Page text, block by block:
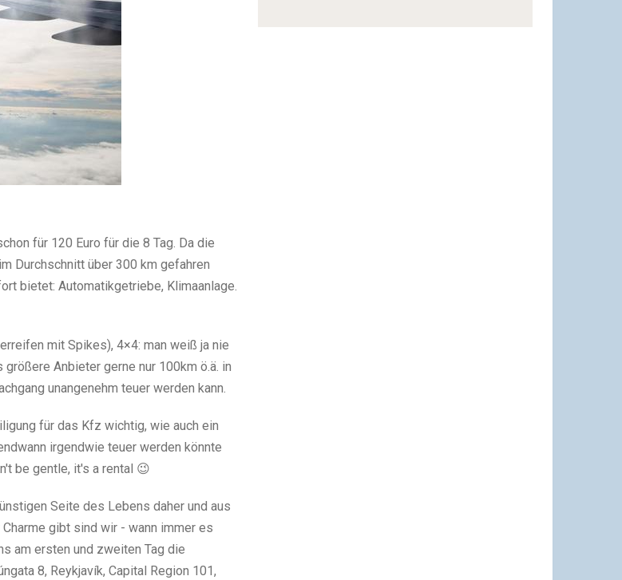
für 120 Euro für die 8 Tag. Da die
Durchschnitt über 300 km gefahren
bietet: Automatikgetriebe, Klimaanlage.
mit Spikes), 4×4: man weiß ja nie
Anbieter gerne nur 100km ö.ä. in
unangenehm teuer werden kann.
für das Kfz wichtig, wie auch ein
irgendwie teuer werden könnte
be gentle, it's a rental 😉
Seite des Lebens daher und aus
gibt sind wir - wann immer es
am ersten und zweiten Tag die
8, Reykjavík, Capital Region 101,